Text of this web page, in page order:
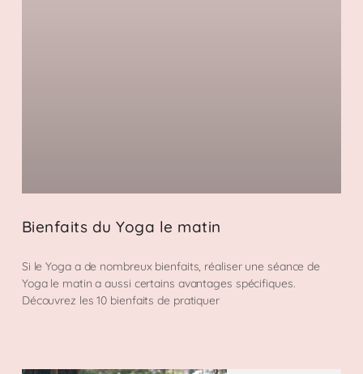
Bienfaits du Yoga le matin
Si le Yoga a de nombreux bienfaits, réaliser une séance de
Yoga le matin a aussi certains avantages spécifiques.
Découvrez les 10 bienfaits de pratiquer